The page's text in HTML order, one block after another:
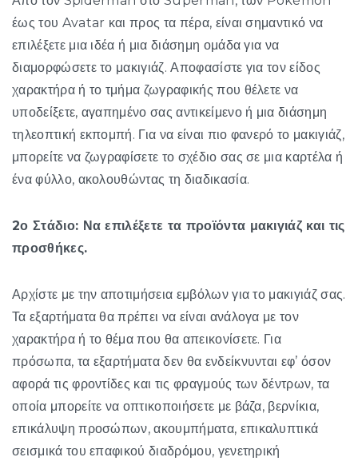
έως του Avatar και προς τα πέρα, είναι σημαντικό να
επιλέξετε μια ιδέα ή μια διάσημη ομάδα για να
διαμορφώσετε το μακιγιάζ. Αποφασίστε για τον είδος
χαρακτήρα ή το τμήμα ζωγραφικής που θέλετε να
υποδείξετε, αγαπημένο σας αντικείμενο ή μια διάσημη
τηλεοπτική εκπομπή. Για να είναι πιο φανερό το μακιγιάζ,
μπορείτε να ζωγραφίσετε το σχέδιο σας σε μια καρτέλα ή
ένα φύλλο, ακολουθώντας τη διαδικασία.
2ο Στάδιο: Να επιλέξετε τα προϊόντα μακιγιάζ και τις
προσθήκες.
Αρχίστε με την αποτιμήσεια εμβόλων για το μακιγιάζ σας.
Τα εξαρτήματα θα πρέπει να είναι ανάλογα με τον
χαρακτήρα ή το θέμα που θα απεικονίσετε. Για
πρόσωπα, τα εξαρτήματα δεν θα ενδείκνυνται εφ’ όσον
αφορά τις φροντίδες και τις φραγμούς των δέντρων, τα
οποία μπορείτε να οπτικοποιήσετε με βάζα, βερνίκια,
επικάλυψη προσώπων, ακουμπήματα, επικαλυπτικά
σεισμικά του επαφικού διαδρόμου, γενετηρική